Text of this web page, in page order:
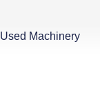
Used Machinery